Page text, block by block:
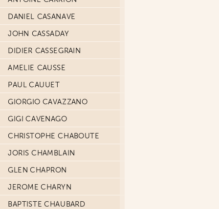
DANIEL CASANAVE
JOHN CASSADAY
DIDIER CASSEGRAIN
AMELIE CAUSSE
PAUL CAUUET
GIORGIO CAVAZZANO
GIGI CAVENAGO
CHRISTOPHE CHABOUTE
JORIS CHAMBLAIN
GLEN CHAPRON
JEROME CHARYN
BAPTISTE CHAUBARD